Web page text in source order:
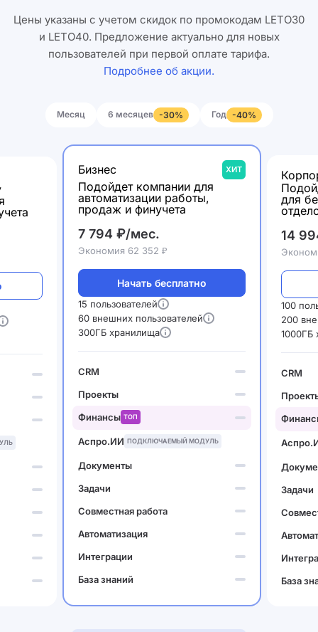
Цены указаны с учетом скидок по промокодам LETO30
и LETO40. Предложение актуально для новых
пользователей при первой оплате тарифа.
Подробнее об акции.
Месяц 6 месяцев -30% Год -40%
Бизнес ХИТ
Подойдет компании для
автоматизации работы,
продаж и финучета
7 794 ₽/мес.
Экономия 62 352 ₽
Начать бесплатно
15 пользователей
60 внешних пользователей
300ГБ хранилища
CRM
Проекты
Финансы ТОП
Аспро.ИИ ПОДКЛЮЧАЕМЫЙ МОДУЛЬ
Документы
Задачи
Совместная работа
Автоматизация
Интеграции
База знаний
для
14
100
200
1000ГБ
CRM
Задачи
База